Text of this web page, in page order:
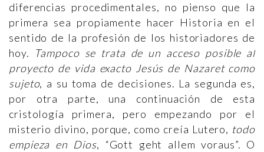
diferencias procedimentales, no pienso que la
primera sea propiamente hacer Historia en el
sentido de la profesión de los historiadores de
hoy. Tampoco se trata de un acceso posible al
proyecto de vida exacto Jesús de Nazaret como
sujeto, a su toma de decisiones. La segunda es,
por otra parte, una continuación de esta
cristología primera, pero empezando por el
misterio divino, porque, como creía Lutero, todo
empieza en Dios, “Gott geht allem voraus”. O